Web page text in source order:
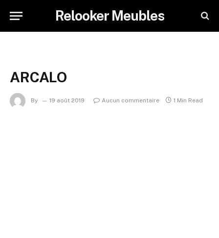
Relooker Meubles
ARCALO
By 19 août 2019 Aucun commentaire 1 Min Read